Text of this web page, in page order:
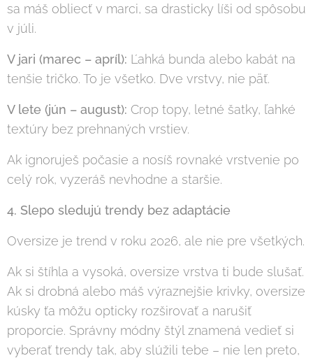
sa máš obliecť v marci, sa drasticky líši od spôsobu
v júli.
V jari (marec – apríl): Ľahká bunda alebo kabát na
tenšie tričko. To je všetko. Dve vrstvy, nie päť.
V lete (jún – august): Crop topy, letné šatky, ľahké
textúry bez prehnaných vrstiev.
Ak ignoruješ počasie a nosíš rovnaké vrstvenie po
celý rok, vyzeráš nevhodne a staršie.
4. Slepo sledujú trendy bez adaptácie
Oversize je trend v roku 2026, ale nie pre všetkých.
Ak si štíhla a vysoká, oversize vrstva ti bude slušať.
Ak si drobná alebo máš výraznejšie krivky, oversize
kúsky ťa môžu opticky rozširovať a narušiť
proporcie. Správny módny štýl znamená vedieť si
vyberať trendy tak, aby slúžili tebe – nie len preto,